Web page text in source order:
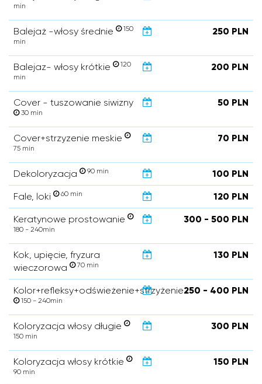
min
Balejaż -włosy średnie
150
min
250 PLN
Balejaz- włosy krótkie
120
min
200 PLN
Cover - tuszowanie siwizny
30 min
50 PLN
Cover+strzyzenie meskie
75 min
70 PLN
Dekoloryzacja 90 min 100 PLN
Fale, loki 60 min 120 PLN
Keratynowe prostowanie
180 - 240min
300 - 500 PLN
Kok, upięcie, fryzura
wieczorowa
70 min
130 PLN
Kolor+refleksy+odświeżenie+strzyżenie
150 - 240min
250 - 400 PLN
Koloryzacja włosy długie
150 min
300 PLN
Koloryzacja włosy krótkie
90 min
150 PLN